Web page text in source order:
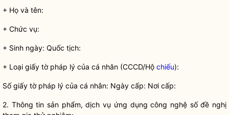
+ Họ và tên:
+ Chức vụ:
+ Sinh ngày: Quốc tịch:
+ Loại giấy tờ pháp lý của cá nhân (CCCD/Hộ chiếu):
Số giấy tờ pháp lý của cá nhân: Ngày cấp: Nơi cấp:
2. Thông tin sản phẩm, dịch vụ ứng dụng công nghệ số đề nghị